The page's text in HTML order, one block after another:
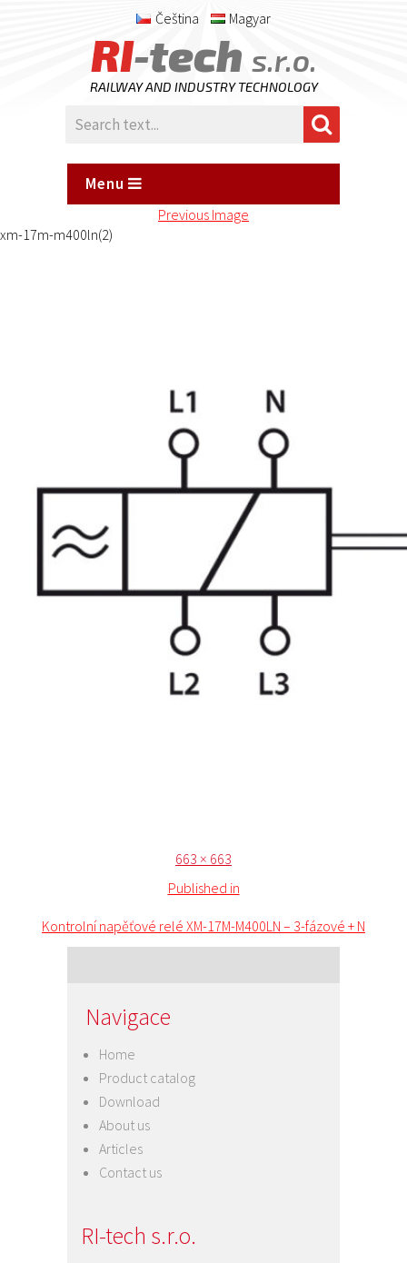
Čeština Magyar
RI-tech s.r.o.
RAILWAY AND INDUSTRY TECHNOLOGY
Menu
Previous Image
xm-17m-m400ln(2)
Posted
Full
663 × 663
Published in
Kontrolní napěťové relé XM-17M-M400LN – 3-fázové + N
Navigace
Home
Product catalog
Download
About us
Articles
Contact us
RI-tech s.r.o.